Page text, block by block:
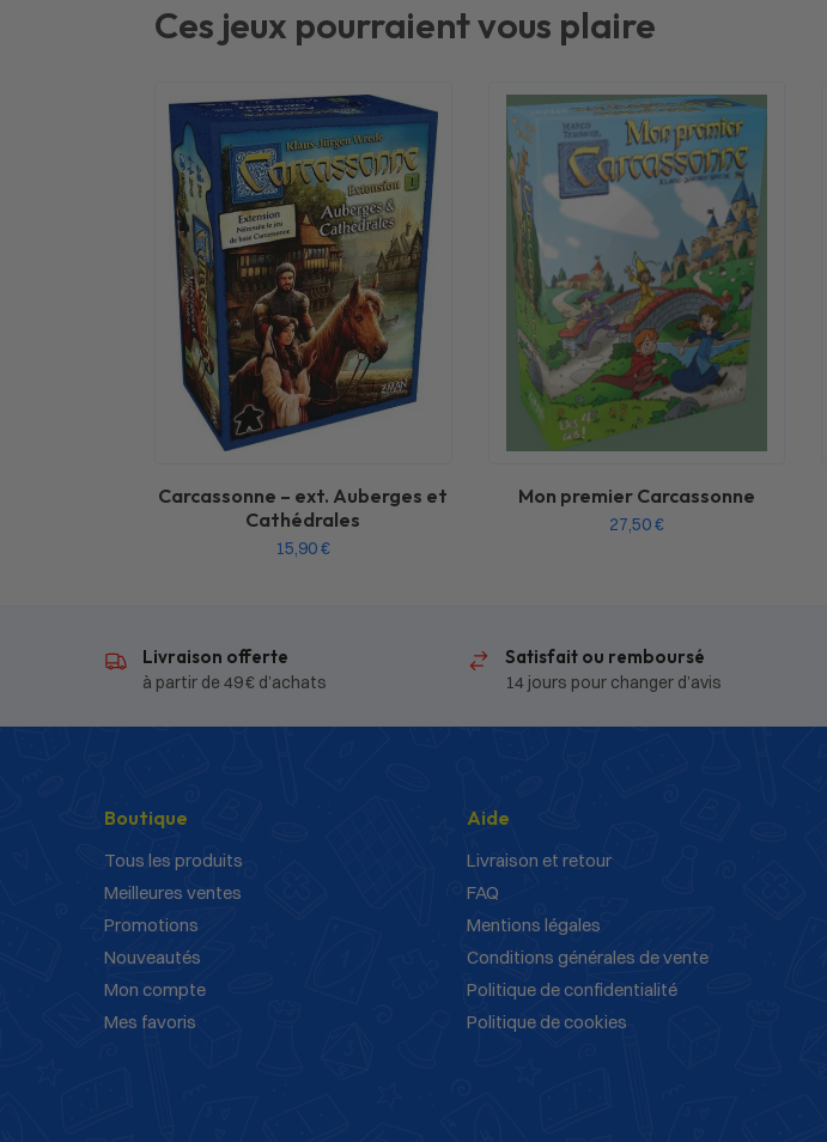
Ces jeux pourraient vous plaire
Carcassonne – ext. Auberges et
Cathédrales
15,90€
Mon premier Carcassonne
27,50€
Livraison offerte
à partir de 49 € d’achats
Satisfait ou remboursé
14 jours pour changer d’avis
Boutique
Tous les produits
Meilleures ventes
Promotions
Nouveautés
Mon compte
Mes favoris
Aide
Livraison et retour
FAQ
Mentions légales
Conditions générales de vente
Politique de confidentialité
Politique de cookies